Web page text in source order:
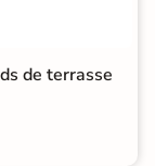
de terrasse